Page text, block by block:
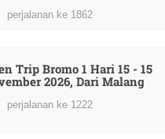
perjalanan ke 1862
Trip Bromo 1 Hari 15 - 15
2026, Dari Malang
perjalanan ke 1222